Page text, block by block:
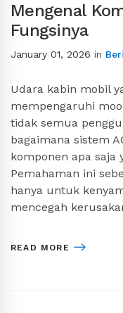
Mengenal
Fungsinya
January 01, 2026 in
Udara kabin mobil
mempengaruhi
tidak semua
bagaimana sistem
komponen apa saja
Pemahaman ini
hanya untuk
mencegah
READ MORE